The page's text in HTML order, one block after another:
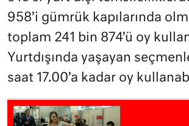
958’i gümrük kapılarında
toplam 241 bin 874’ü oy
Yurtdışında yaşayan
saat 17.00’a kadar oy